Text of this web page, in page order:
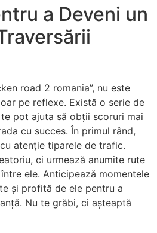
a Deveni un
road 2 romania”, nu este
pe reflexe. Există o serie de
pot ajuta să obții scoruri mai
cu succes. În primul rând,
atenție tiparele de trafic.
ci urmează anumite rute
ele. Anticipează momentele
și profită de ele pentru a
Nu te grăbi, ci așteaptă